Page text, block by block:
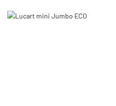
Slide 1 of 1